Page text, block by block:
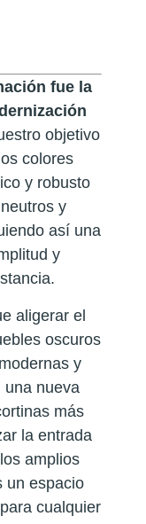
fue la
objetivo
colores
y robusto
y
así una
y
aligerar el
oscuros
y
una nueva
más
la entrada
amplios
un espacio
cualquier